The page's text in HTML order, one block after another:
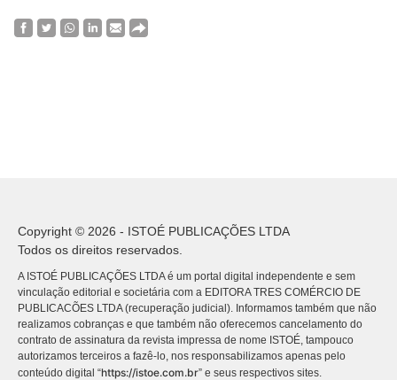
Copyright © 2026 - ISTOÉ PUBLICAÇÕES LTDA
Todos os direitos reservados.
A ISTOÉ PUBLICAÇÕES LTDA é um portal digital independente e sem
vinculação editorial e societária com a EDITORA TRES COMÉRCIO DE
PUBLICACÕES LTDA (recuperação judicial). Informamos também que não
realizamos cobranças e que também não oferecemos cancelamento do
contrato de assinatura da revista impressa de nome ISTOÉ, tampouco
autorizamos terceiros a fazê-lo, nos responsabilizamos apenas pelo
conteúdo digital “https://istoe.com.br” e seus respectivos sites.